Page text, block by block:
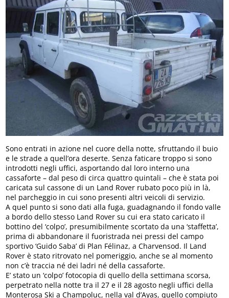
Sono entrati in azione nel cuore della notte, sfruttando il buio
e le strade a quell’ora deserte. Senza faticare troppo si sono
introdotti negli uffici, asportando dal loro interno una
cassaforte – dal peso di circa quattro quintali – che è stata poi
caricata sul cassone di un Land Rover rubato poco più in là,
nel parcheggio in cui sono presenti altri veicoli di servizio.
A quel punto si sono dati alla fuga, guadagnando il fondo valle
a bordo dello stesso Land Rover su cui era stato caricato il
bottino del ‘colpo’, presumibilmente scortato da una ‘staffetta’,
prima di abbandonare il fuoristrada nei pressi del campo
sportivo ‘Guido Saba’ di Plan Félinaz, a Charvensod. Il Land
Rover è stato ritrovato nel pomeriggio, anche se al momento
non c’è traccia né dei ladri né della cassaforte.
E’ stato un ‘colpo’ fotocopia di quello della settimana scorsa,
perpetrato nella notte tra il 27 e il 28 agosto negli uffici della
Monterosa Ski a Champoluc, nella val d’Ayas, quello compiuto